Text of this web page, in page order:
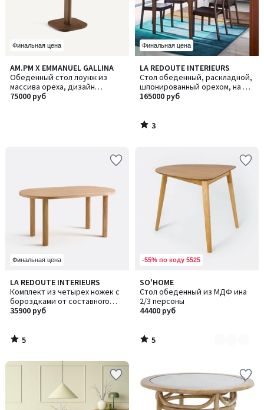
Финальная цена
AM.PM X EMMANUEL GALLINA
Обеденный стол лоунж из
массива ореха, дизайн
Эммануэля Галлина, MONCEAU /
75000 руб
Финальная цена
LA REDOUTE INTERIEURS
Стол обеденный, раскладной,
шпонированный орехом, на 6-
10 персон, VINTELE / ВИНТЕЛЬ
165000 руб
3
/
5
3
/
Финальная цена
LA REDOUTE INTERIEURS
Комплект из четырех ножек с
бороздками от составного
стола, Alzar / Алзар
35900 руб
5
/
5
5
/
-55% по коду 5525
SO'HOME
Стол обеденный из МДФ ина
2/3 персоны
44400 руб
5
/
5
Количество
цветов:
2
5
/